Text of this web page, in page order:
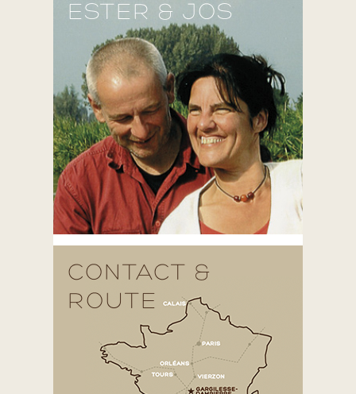
ESTER & JOS
CONTACT &
ROUTE